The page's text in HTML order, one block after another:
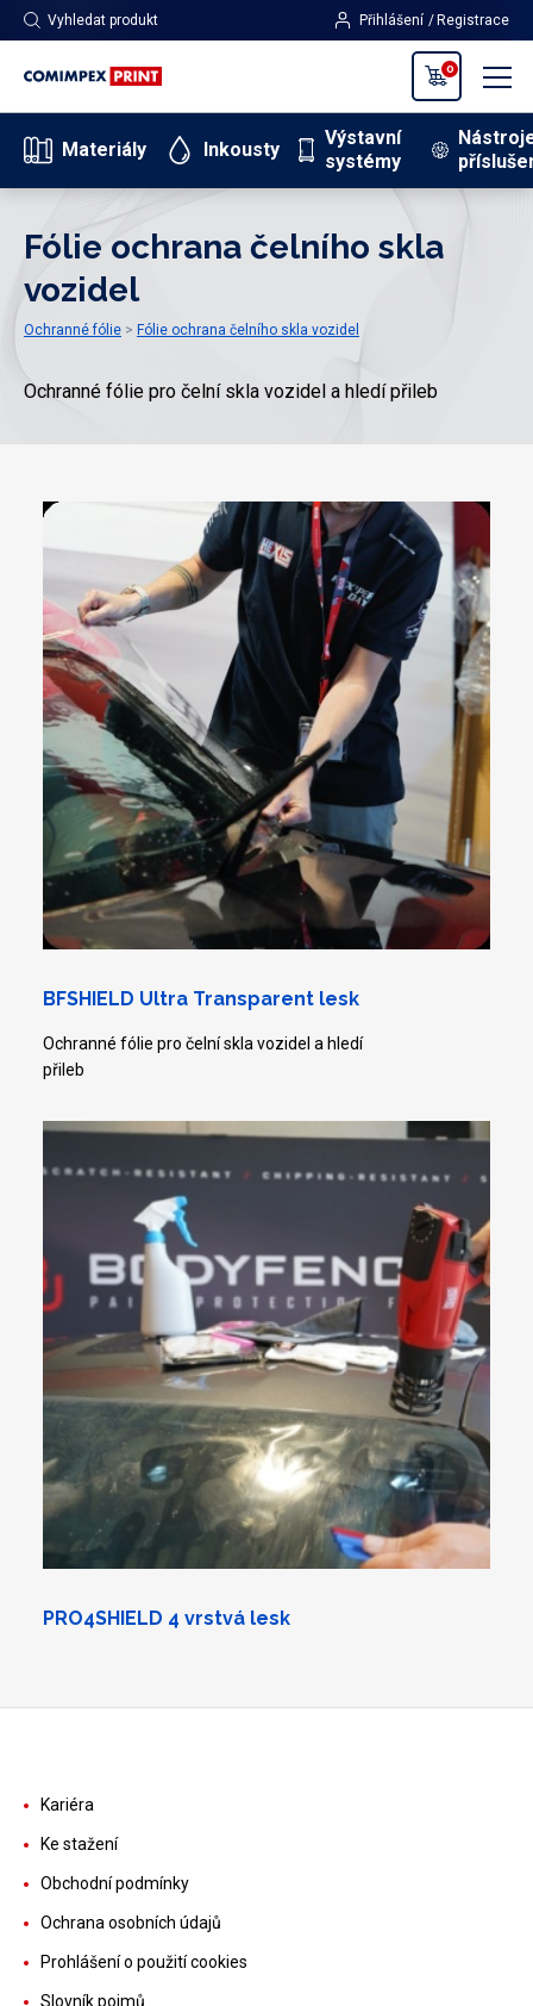
Vyhledat produkt Přihlášení Registrace
0
Materiály Inkousty
Výstavní
systémy
Fólie ochrana čelního skla
vozidel
Ochranné fólie Fólie ochrana čelního skla vozidel
Ochranné fólie pro čelní skla vozidel a hledí přileb
BFSHIELD Ultra Transparent lesk
Ochranné fólie pro čelní skla vozidel a hledí
přileb
PRO4SHIELD 4 vrstvá lesk
Kariéra
Ke stažení
Obchodní podmínky
Ochrana osobních údajů
Prohlášení o použití cookies
Slovník pojmů